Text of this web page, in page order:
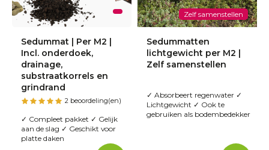
Sedummat | Per M2 |
Incl. onderdoek,
drainage,
substraatkorrels en
grindrand
2 beoordeling(en)
✓ Compleet pakket ✓ Gelijk
aan de slag ✓ Geschikt voor
platte daken
Zelf samenstellen
Sedummatten
lichtgewicht per M2 |
Zelf samenstellen
✓ Absorbeert regenwater ✓
Lichtgewicht ✓ Ook te
gebruiken als bodembedekker